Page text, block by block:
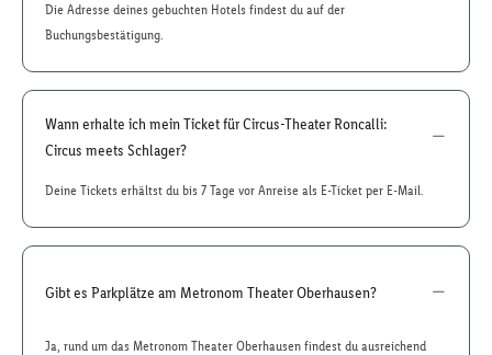
Die Adresse deines gebuchten Hotels findest du auf der
Buchungsbestätigung.
Wann erhalte ich mein Ticket für Circus-Theater Roncalli:
Circus meets Schlager?
Deine Tickets erhältst du bis 7 Tage vor Anreise als E-Ticket per E-Mail.
Gibt es Parkplätze am Metronom Theater Oberhausen?
Ja, rund um das Metronom Theater Oberhausen findest du ausreichend